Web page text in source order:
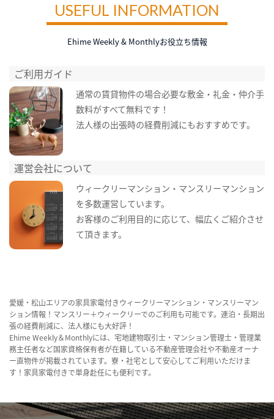
USEFUL INFORMATION
Ehime Weekly & Monthlyお役立ち情報
ご利用ガイド
通常の賃貸物件の場合必要な敷金・礼金・仲介手
数料がすべて無料です！
法人様の出張時の経費削減にもおすすめです。
運営会社について
ウィークリーマンション・マンスリーマンション
を多数運営しています。
お客様のご利用目的に応じて、幅広くご紹介させ
て頂きます。
愛媛・松山エリアの家具家電付きウィークリーマンション・マンスリーマン
ション情報！マンスリー＋ウィークリーでのご利用も可能です。連泊・長期出
張の経費削減に、法人様にも大好評！
Ehime Weekly＆Monthlyには、宅地建物取引士・マンション管理士・管理業
務主任者など国家資格保有者が在籍している不動産管理会社や不動産オーナ
ー直物件が掲載されています。寮・社宅として安心してご利用いただけま
す！家具家電付きで単身赴任にも便利です。